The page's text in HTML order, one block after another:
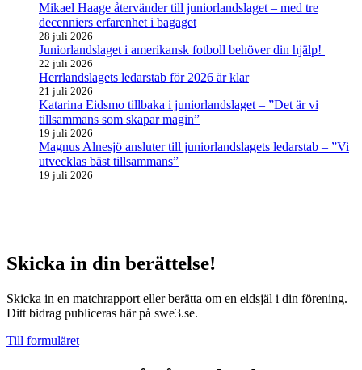
Mikael Haage återvänder till juniorlandslaget – med tre
decenniers erfarenhet i bagaget
28 juli 2026
Juniorlandslaget i amerikansk fotboll behöver din hjälp!
22 juli 2026
Herrlandslagets ledarstab för 2026 är klar
21 juli 2026
Katarina Eidsmo tillbaka i juniorlandslaget – ”Det är vi
tillsammans som skapar magin”
19 juli 2026
Magnus Alnesjö ansluter till juniorlandslagets ledarstab – ”Vi
utvecklas bäst tillsammans”
19 juli 2026
Skicka in din berättelse!
Skicka in en matchrapport eller berätta om en eldsjäl i din förening.
Ditt bidrag publiceras här på swe3.se.
Till formuläret